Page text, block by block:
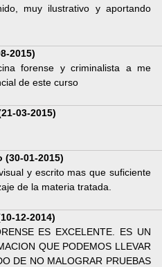
muy ilustrativo y aportando
2015)
forense y criminalista a me
de este curso
03-2015)
(30-01-2015)
y escrito mas que suficiente
de la materia tratada.
12-2014)
ES EXCELENTE. ES UN
QUE PODEMOS LLEVAR
DE NO MALOGRAR PRUEBAS